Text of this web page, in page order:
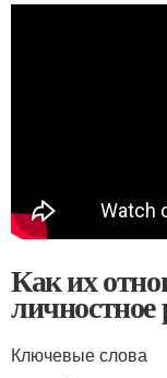
Как их
личностное
Ключевые слова